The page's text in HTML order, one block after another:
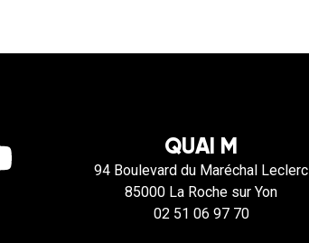
QUAI M
94 Boulevard du Maréchal Leclerc
85000 La Roche sur Yon
02 51 06 97 70